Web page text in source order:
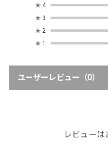
★ 4
★ 3
★ 2
★ 1
ユーザーレビュー （0）
レビューは